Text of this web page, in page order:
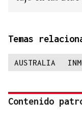
Temas
AUSTRALIA
Contenido